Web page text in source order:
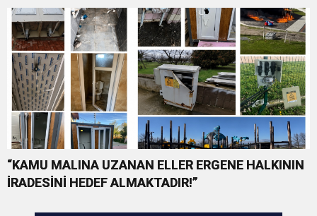
“KAMU MALINA UZANAN ELLER ERGENE HALKININ
İRADESİNİ HEDEF ALMAKTADIR!”